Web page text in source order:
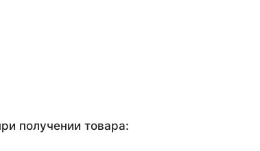
получении товара: